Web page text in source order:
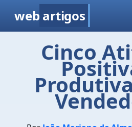
web artigos
Cinco